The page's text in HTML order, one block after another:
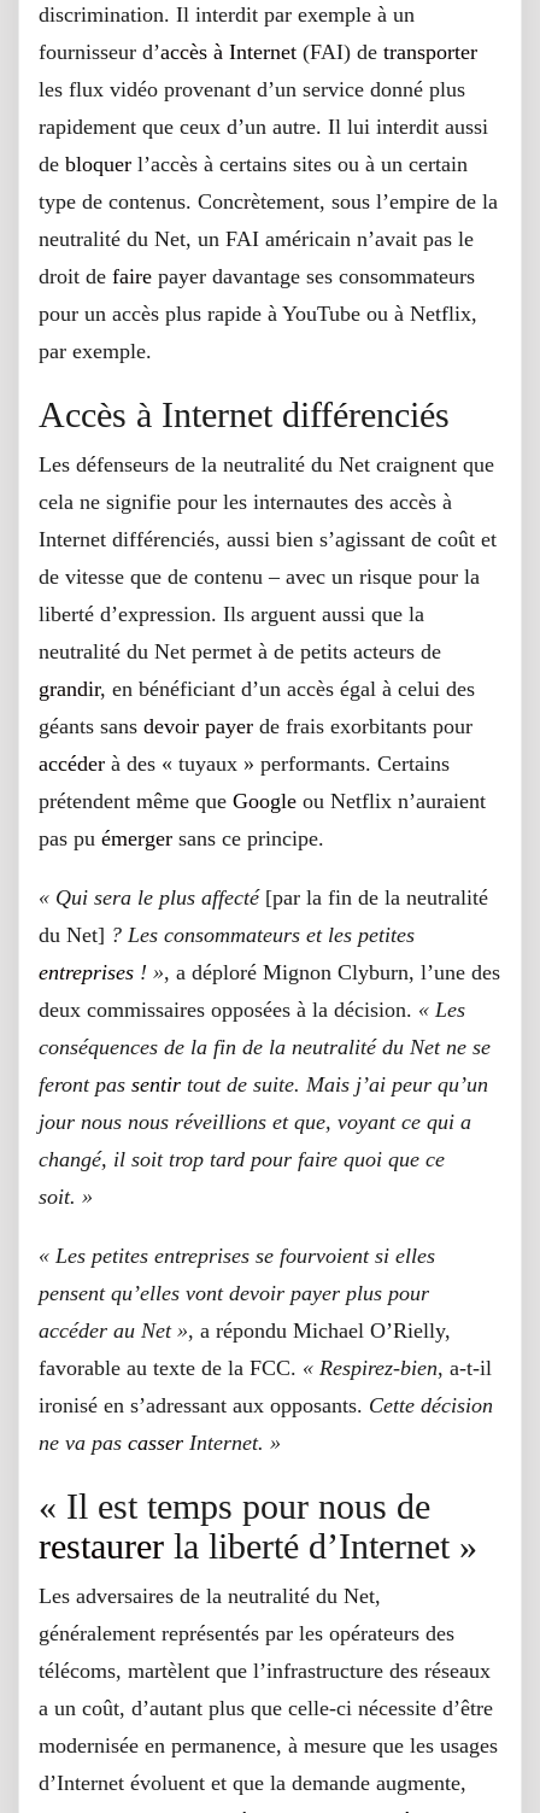
discrimination. Il interdit par exemple à un
fournisseur d’accès à Internet (FAI) de transporter
les flux vidéo provenant d’un service donné plus
rapidement que ceux d’un autre. Il lui interdit aussi
de bloquer l’accès à certains sites ou à un certain
type de contenus. Concrètement, sous l’empire de la
neutralité du Net, un FAI américain n’avait pas le
droit de faire payer davantage ses consommateurs
pour un accès plus rapide à YouTube ou à Netflix,
par exemple.
Accès à Internet différenciés
Les défenseurs de la neutralité du Net craignent que
cela ne signifie pour les internautes des accès à
Internet différenciés, aussi bien s’agissant de coût et
de vitesse que de contenu – avec un risque pour la
liberté d’expression. Ils arguent aussi que la
neutralité du Net permet à de petits acteurs de
grandir, en bénéficiant d’un accès égal à celui des
géants sans devoir payer de frais exorbitants pour
accéder à des « tuyaux » performants. Certains
prétendent même que Google ou Netflix n’auraient
pas pu émerger sans ce principe.
« Qui sera le plus affecté [par la fin de la neutralité
du Net] ? Les consommateurs et les petites
entreprises ! », a déploré Mignon Clyburn, l’une des
deux commissaires opposées à la décision. « Les
conséquences de la fin de la neutralité du Net ne se
feront pas sentir tout de suite. Mais j’ai peur qu’un
jour nous nous réveillions et que, voyant ce qui a
changé, il soit trop tard pour faire quoi que ce
soit. »
« Les petites entreprises se fourvoient si elles
pensent qu’elles vont devoir payer plus pour
accéder au Net », a répondu Michael O’Rielly,
favorable au texte de la FCC. « Respirez-bien, a-t-il
ironisé en s’adressant aux opposants. Cette décision
ne va pas casser Internet. »
« Il est temps pour nous de
restaurer la liberté d’Internet »
Les adversaires de la neutralité du Net,
généralement représentés par les opérateurs des
télécoms, martèlent que l’infrastructure des réseaux
a un coût, d’autant plus que celle-ci nécessite d’être
modernisée en permanence, à mesure que les usages
d’Internet évoluent et que la demande augmente,